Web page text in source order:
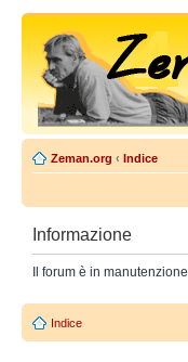
Zeman.org ‹ Indice
Informazione
Il forum è in manutenzione
Indice